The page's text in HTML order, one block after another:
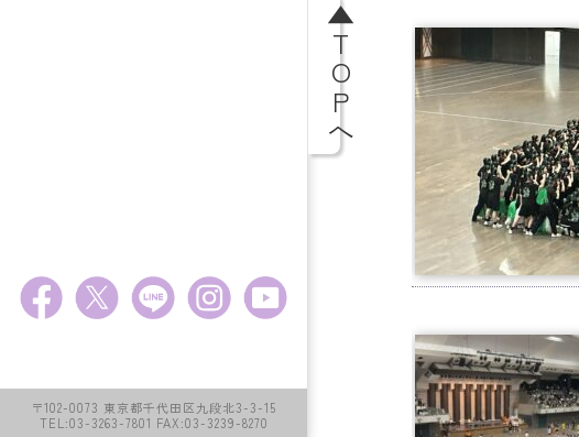
▲TOPへ
〒102-0073 東京都千代田区九段北3-3-15
TEL:03-3263-7801 FAX:03-3239-8270